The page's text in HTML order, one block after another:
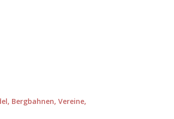
Bergbahnen, Vereine,